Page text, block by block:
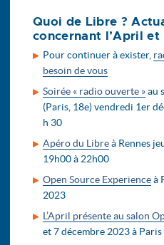
Quoi de Libre ?
concernant l’April
Pour continuer à exister,
besoin de vous
Soirée « radio ouverte »au
(Paris, 18e) vendredi 1er
h 30
Apéro du Libreà Rennes
19h00 à 22h00
Open Source Experienceà
2023
L’April présente au salon
et 7 décembre 2023 à Paris